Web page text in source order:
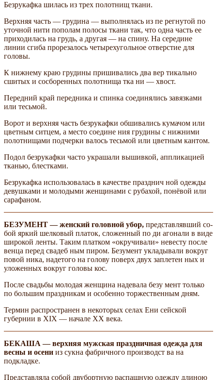
Безрукафка шилась из трех полотнищ ткани.
Верхняя часть — грудина — выполнялась из пе­ регнутой по
уточной нити пополам полосы ткани так, что одна часть ее
приходилась на грудь, а другая — на спину. На середине
линии сгиба прорезалось четырехугольное отверстие для
головы.
К нижнему краю грудины пришивались два вер­ тикально
сшитых и сосборенных полотнища тка­ ни — хвост.
Передний край передника и спинка соединялись завязками
или тесьмой.
Ворот и верхняя часть безрукафки обшивались кумачом или
цветным ситцем, а место соедине­ ния грудины с нижними
полотнищами подчерки­ валось тесьмой или цветным кантом.
Подол безрукафки часто украшали вышивкой, аппликацией
тканью, блестками.
Безрукафка использовалась в качестве празднич­ ной одежды
девушками и молодыми женщинами с рубахой, понёвой или
сарафаном.
БЕЗУМЕНТ — женский головной убор, представлявший со­
бой яркий шелковый платок, сложенный по ди­ агонали в виде
широкой ленты. Таким платком «окручивали» невесту после
венца перед свадеб­ ным пиром. Безумент укладывали вокруг
повой­ ника, надетого на голову поверх двух заплетен­ ных и
уложенных вокруг головы кос.
После свадьбы молодая женщина надевала безу­ мент только
по большим праздникам и особенно торжественным дням.
Термин распространен в некоторых селах Ени­ сейской
губернии в XIX — начале XX века.
БЕКАША — верхняя мужская праздничная одежда для
весны и осени из сукна фабричного производст­ ва на
подкладке.
Представляла собой двубортную распашную одежду длиною